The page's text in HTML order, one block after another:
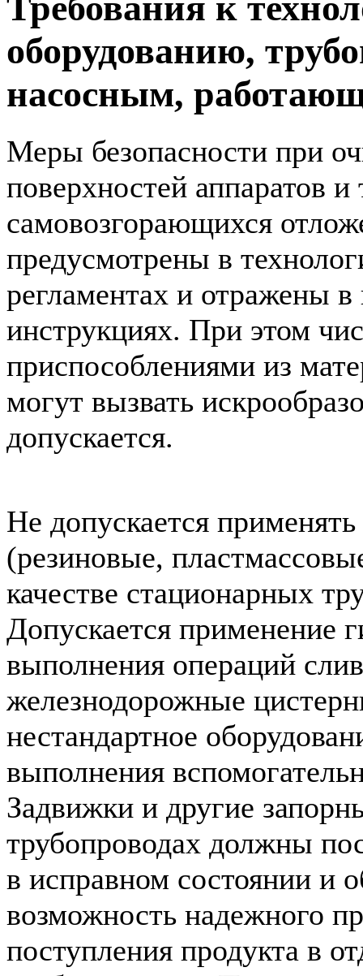
оборудованию,
насосным,
Меры безопасности при
поверхностей аппаратов и
самовозгорающихся
предусмотрены в
регламентах и отражены
инструкциях. При этом
приспособлениями из
могут вызвать
допускается.
Не допускается
(резиновые,
качестве стационарных
Допускается применение
выполнения операций
железнодорожные
нестандартное
выполнения
Задвижки и другие
трубопроводах должны
в исправном состоянии и
возможность надежного
поступления продукта в